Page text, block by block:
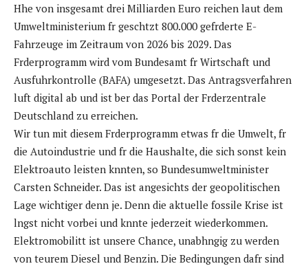
Hhe von insgesamt drei Milliarden Euro reichen laut dem
Umweltministerium fr geschtzt 800.000 gefrderte E-
Fahrzeuge im Zeitraum von 2026 bis 2029. Das
Frderprogramm wird vom Bundesamt fr Wirtschaft und
Ausfuhrkontrolle (BAFA) umgesetzt. Das Antragsverfahren
luft digital ab und ist ber das Portal der Frderzentrale
Deutschland zu erreichen.
Wir tun mit diesem Frderprogramm etwas fr die Umwelt, fr
die Autoindustrie und fr die Haushalte, die sich sonst kein
Elektroauto leisten knnten, so Bundesumweltminister
Carsten Schneider. Das ist angesichts der geopolitischen
Lage wichtiger denn je. Denn die aktuelle fossile Krise ist
lngst nicht vorbei und knnte jederzeit wiederkommen.
Elektromobilitt ist unsere Chance, unabhngig zu werden
von teurem Diesel und Benzin. Die Bedingungen dafr sind